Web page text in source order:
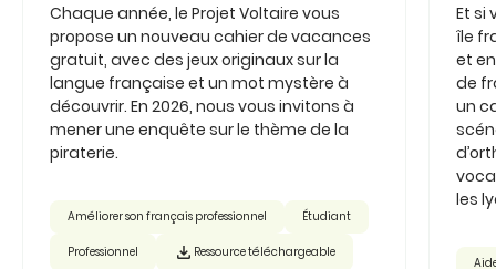
Chaque année, le Projet Voltaire vous
propose un nouveau cahier de vacances
gratuit, avec des jeux originaux sur la
langue française et un mot mystère à
découvrir. En 2026, nous vous invitons à
mener une enquête sur le thème de la
piraterie.
Améliorer son français professionnel Étudiant
Professionnel Ressource téléchargeable
Et si
île
et
de
un
les